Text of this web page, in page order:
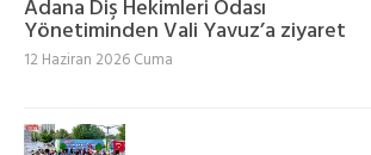
Adana Diş Hekimleri Odası
Yönetiminden Vali Yavuz’a ziyaret
12 Haziran 2026 Cuma